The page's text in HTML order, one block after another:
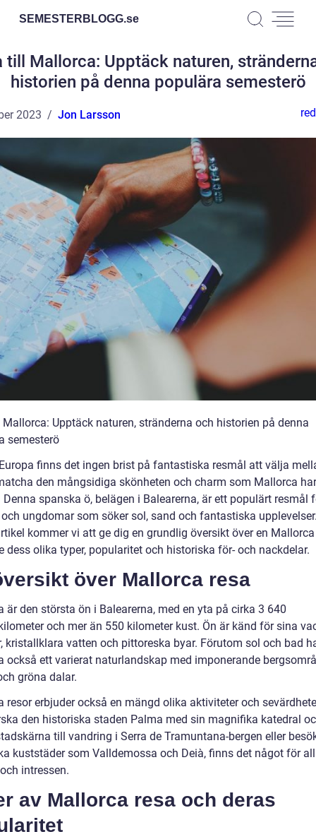
SEMESTERBLOGG.se
till Mallorca: Upptäck naturen,
historien på denna populära semesterö
2023 Jon Larsson
Mallorca: Upptäck naturen, stränderna och historien på denna
semesterö
finns det ingen brist på fantastiska resmål att välja
den mångsidiga skönheten och charm som Mallorca
Denna spanska ö, belägen i Balearerna, är ett populärt resmål
ungdomar som söker sol, sand och fantastiska
kommer vi att ge dig en grundlig översikt över en Mallorca
dess olika typer, popularitet och historiska för- och nackdelar.
över Mallorca resa
är den största ön i Balearerna, med en yta på cirka 3 640
och mer än 550 kilometer kust. Ön är känd för sina
kristallklara vatten och pittoreska byar. Förutom sol och bad
också ett varierat naturlandskap med imponerande
gröna dalar.
resor erbjuder också en mängd olika aktiviteter och
den historiska staden Palma med sin magnifika katedral
till vandring i Serra de Tramuntana-bergen eller
kuststäder som Valldemossa och Deià, finns det något för
intressen.
av Mallorca resa och deras